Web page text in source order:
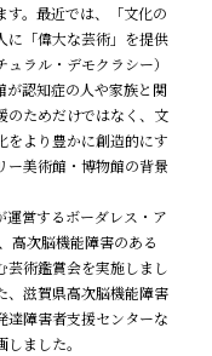
す。最近では、「文化の
に「偉大な芸術」を提供
ラル・デモクラシー）
が認知症の人や家族と関
のためだけではなく、文
をより豊かに創造的にす
ー美術館・博物館の背景
運営するボーダレス・ア
高次脳機能障害のある
芸術鑑賞会を実施しまし
、滋賀県高次脳機能障害
達障害者支援センターな
ました。